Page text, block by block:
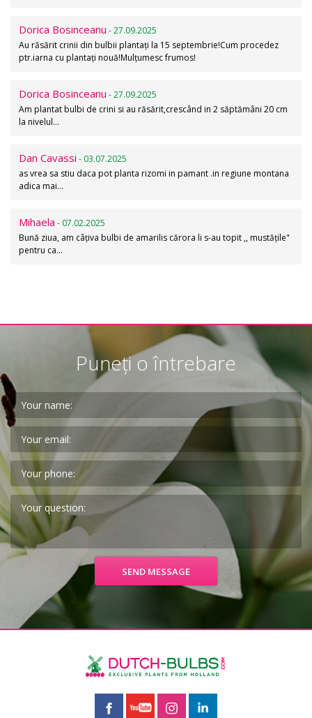
Dorica Bosinceanu - 27.09.2025
Au răsărit crinii din bulbii plantați la 15 septembrie!Cum procedez
ptr.iarna cu plantați nouă!Mulțumesc frumos!
Dorica Bosinceanu - 27.09.2025
Am plantat bulbi de crini si au răsărit,crescând in 2 săptămâni 20 cm
la nivelul…
Dan Cavassi - 03.07.2025
as vrea sa stiu daca pot planta rizomi in pamant .in regiune montana
adica mai…
Mihaela - 07.02.2025
Bună ziua, am câțiva bulbi de amarilis cărora li s-au topit ,, mustățile"
pentru ca…
Puneți o întrebare